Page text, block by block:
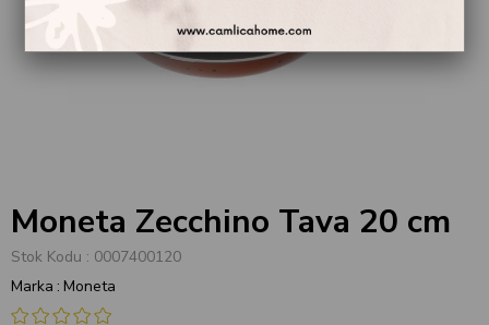
Moneta Zecchino Tava 20 cm
Stok Kodu
0007400120
Marka : Moneta